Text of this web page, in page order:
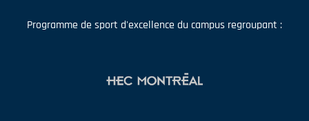
Programme de sport d'excellence du campus regroupant :